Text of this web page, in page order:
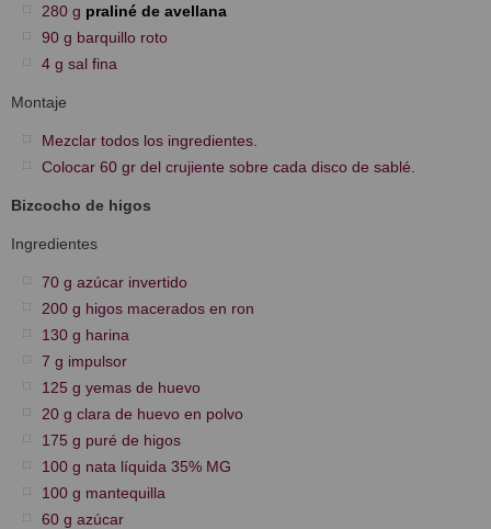
280 g praliné de avellana
90 g barquillo roto
4 g sal fina
Montaje
Mezclar todos los ingredientes.
Colocar 60 gr del crujiente sobre cada disco de sablé.
Bizcocho de higos
Ingredientes
70 g azúcar invertido
200 g higos macerados en ron
130 g harina
7 g impulsor
125 g yemas de huevo
20 g clara de huevo en polvo
175 g puré de higos
100 g nata líquida 35% MG
100 g mantequilla
60 g azúcar